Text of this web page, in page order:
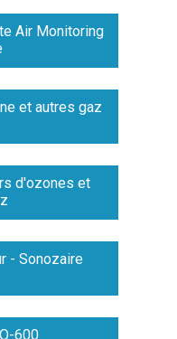
Air Monitoring
et autres gaz
d'ozones et
- Sonozaire
600